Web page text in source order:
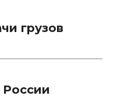
грузов
России